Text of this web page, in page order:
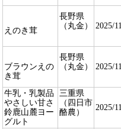
えのき茸
長野県
（丸金）
2025/
ブラウンえの
き茸
長野県
（丸金）
2025/
牛乳・乳製品
やさしい甘さ
鈴鹿山麓ヨー
グルト
三重県
（四日市
酪農）
2025/